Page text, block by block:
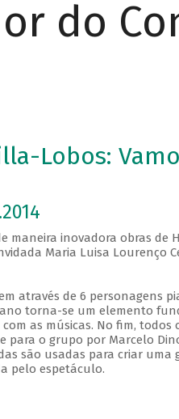
do
Lobos:
maneira inovadora obras de
Maria Luisa Lourenço
através de 6 personagens
torna-se um elemento
as músicas. No fim,
para o grupo por Marcelo
são usadas para criar uma
pelo espetáculo.